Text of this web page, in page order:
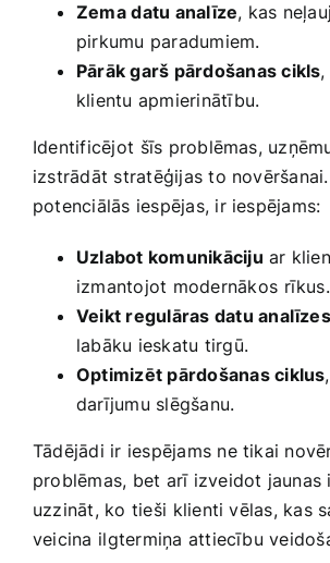
Zema⁣ datu analīze, kas
pirkumu paradumiem.
Pārāk garš pārdošanas cikls,
klientu apmierinātību.
Identificējot⁣ šīs problēmas,
izstrādāt ​stratēģijas to
potenciālās iespējas, ir iespējams:
Uzlabot komunikāciju ar
izmantojot modernākos ⁢rīkus.
Veikt regulāras datu analīzes
labāku ‌ieskatu tirgū.
Optimizēt pārdošanas ciklus
darījumu slēgšanu.
Tādējādi ir‌ iespējams ne tikai
problēmas, bet arī izveidot jaunas
uzzināt,‌ ko tieši ⁤klienti vēlas, kas
veicina ⁣ilgtermiņa attiecību